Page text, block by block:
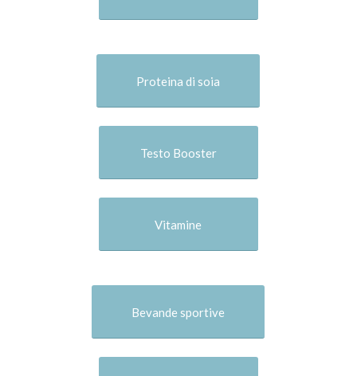
Proteina di soia
Testo Booster
Vitamine
Bevande sportive